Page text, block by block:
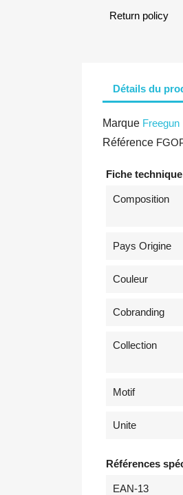
Return policy
Détails du
Marque Freegun
Référence
Fiche technique
Composition
Pays Origine
Couleur
Cobranding
Collection
Motif
Unite
Références
EAN-13